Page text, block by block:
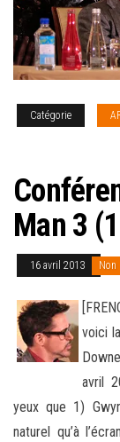
Catégorie
Man 3
16 avril 2013 Non
voici
avril
yeux que 1)
naturel qu’à